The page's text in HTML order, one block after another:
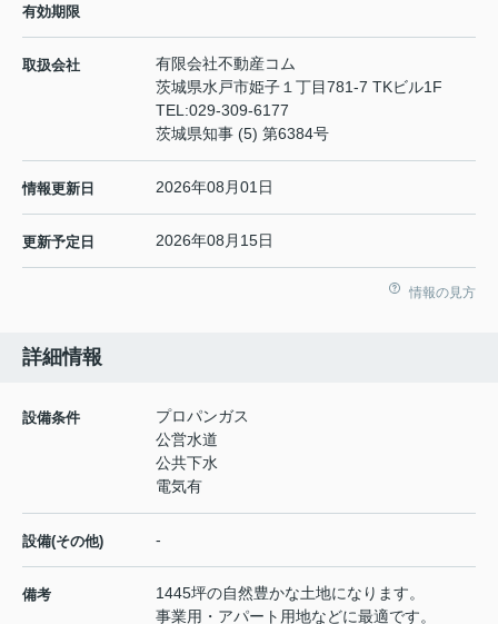
有効期限
取扱会社
有限会社不動産コム
茨城県水戸市姫子１丁目781-7 TKビル1F
TEL:029-309-6177
茨城県知事 (5) 第6384号
情報更新日 2026年08月01日
更新予定日 2026年08月15日
情報の見方
詳細情報
設備条件
プロパンガス
公営水道
公共下水
電気有
設備(その他) -
備考
1445坪の自然豊かな土地になります。
事業用・アパート用地などに最適です。